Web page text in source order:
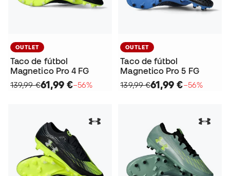
OUTLET
Taco de fútbol
Magnetico Pro 4 FG
139,99 €61,99 €−56%
OUTLET
Taco de fútbol
Magnetico Pro 5 FG
139,99 €61,99 €−56%